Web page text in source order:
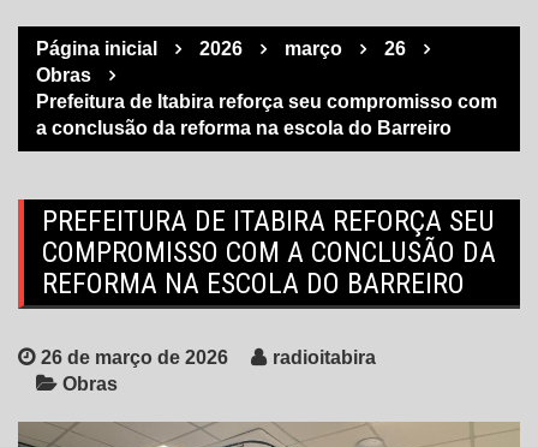
Página inicial 2026 março
26
Obras
Prefeitura de Itabira reforça seu compromisso com
a conclusão da reforma na escola do Barreiro
PREFEITURA DE ITABIRA REFORÇA SEU
COMPROMISSO COM A CONCLUSÃO DA
REFORMA NA ESCOLA DO BARREIRO
26 de março de 2026
radioitabira
Obras